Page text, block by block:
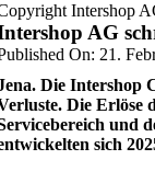
Intershop
AG
On: 21.
Die Intershop
Die Erlöse
und
sich